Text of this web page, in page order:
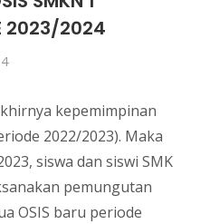
2023/2024
kepemimpinan
2022/2023). Maka
siswa dan siswi SMK
pemungutan
OSIS baru periode